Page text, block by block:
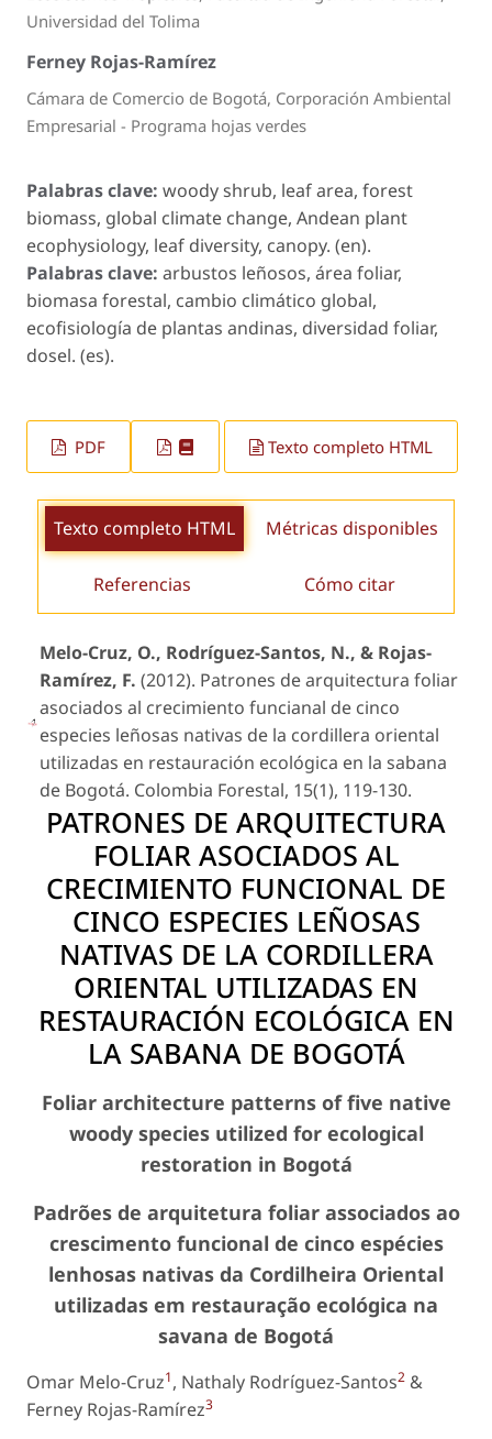
Universidad del Tolima
Ferney Rojas-Ramírez
Cámara de Comercio de Bogotá, Corporación Ambiental
Empresarial - Programa hojas verdes
Palabras clave: woody shrub, leaf area, forest
biomass, global climate change, Andean plant
ecophysiology, leaf diversity, canopy. (en).
Palabras clave: arbustos leñosos, área foliar,
biomasa forestal, cambio climático global,
ecofisiología de plantas andinas, diversidad foliar,
dosel. (es).
PDF Texto completo HTML
Texto completo HTML Métricas disponibles
Referencias Cómo citar
Melo-Cruz, O., Rodríguez-Santos, N., & Rojas-
Ramírez, F. (2012). Patrones de arquitectura foliar
asociados al crecimiento funcianal de cinco
especies leñosas nativas de la cordillera oriental
utilizadas en restauración ecológica en la sabana
de Bogotá. Colombia Forestal, 15(1), 119-130.
PATRONES DE ARQUITECTURA
FOLIAR ASOCIADOS AL
CRECIMIENTO FUNCIONAL DE
CINCO ESPECIES LEÑOSAS
NATIVAS DE LA CORDILLERA
ORIENTAL UTILIZADAS EN
RESTAURACIÓN ECOLÓGICA EN
LA SABANA DE BOGOTÁ
Foliar architecture patterns of five native
woody species utilized for ecological
restoration in Bogotá
Padrões de arquitetura foliar associados ao
crescimento funcional de cinco espécies
lenhosas nativas da Cordilheira Oriental
utilizadas em restauração ecológica na
savana de Bogotá
Omar Melo-Cruz1, Nathaly Rodríguez-Santos2 &
Ferney Rojas-Ramírez3